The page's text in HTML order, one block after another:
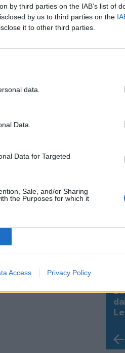
by third parties on the IAB’s list of
by us to third parties on the
it to other third parties.
data.
Data.
Data for Targeted
Sale, and/or Sharing
the Purposes for which it
Access Privacy Policy